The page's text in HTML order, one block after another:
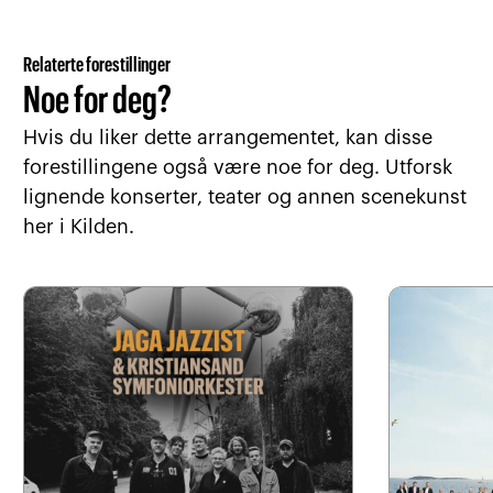
Relaterte forestillinger
Noe for deg?
Hvis du liker dette arrangementet, kan disse
forestillingene også være noe for deg. Utforsk
lignende konserter, teater og annen scenekunst
her i Kilden.